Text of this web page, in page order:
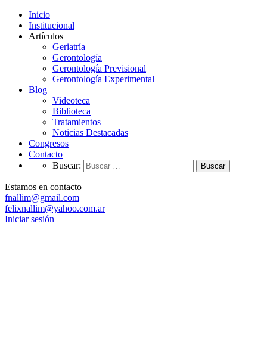
Inicio
Institucional
Artículos
Geriatría
Gerontología
Gerontología Previsional
Gerontología Experimental
Blog
Videoteca
Biblioteca
Tratamientos
Noticias Destacadas
Congresos
Contacto
Buscar:
Estamos en contacto
fnallim@gmail.com
felixnallim@yahoo.com.ar
Iniciar sesión